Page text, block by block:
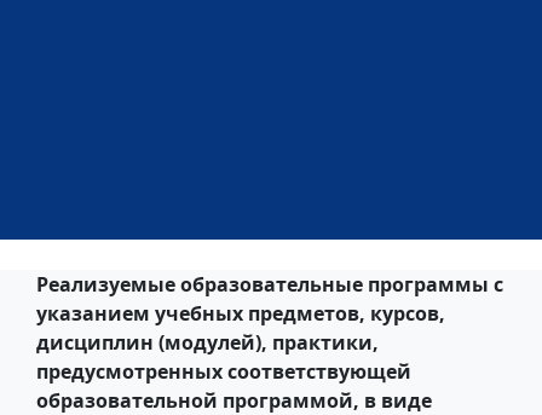
Реализуемые образовательные программы с
указанием учебных предметов, курсов,
дисциплин (модулей), практики,
предусмотренных соответствующей
образовательной программой, в виде